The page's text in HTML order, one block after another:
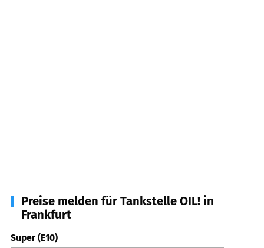
Preise melden für Tankstelle OIL! in
Frankfurt
Super (E10)